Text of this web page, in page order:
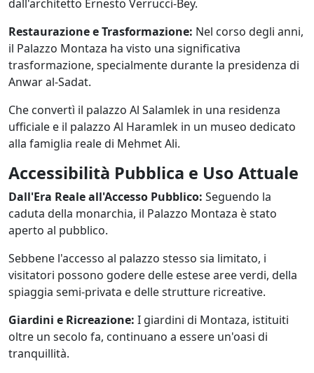
dall'architetto Ernesto Verrucci-Bey.
Restaurazione e Trasformazione: Nel corso degli anni,
il Palazzo Montaza ha visto una significativa
trasformazione, specialmente durante la presidenza di
Anwar al-Sadat.
Che convertì il palazzo Al Salamlek in una residenza
ufficiale e il palazzo Al Haramlek in un museo dedicato
alla famiglia reale di Mehmet Ali.
Accessibilità Pubblica e Uso Attuale
Dall'Era Reale all'Accesso Pubblico: Seguendo la
caduta della monarchia, il Palazzo Montaza è stato
aperto al pubblico.
Sebbene l'accesso al palazzo stesso sia limitato, i
visitatori possono godere delle estese aree verdi, della
spiaggia semi-privata e delle strutture ricreative.
Giardini e Ricreazione: I giardini di Montaza, istituiti
oltre un secolo fa, continuano a essere un'oasi di
tranquillità.